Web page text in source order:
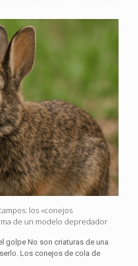
los «conejos
de un modelo depredador
golpe No son criaturas de una
Los conejos de cola de